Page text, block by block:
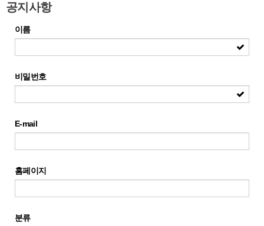
공지사항
이름
비밀번호
E-mail
홈페이지
분류